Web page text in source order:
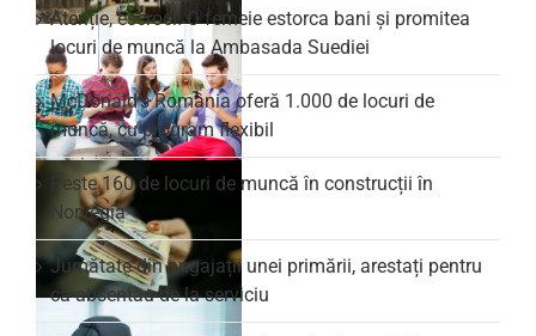
Atenție, escroci! O femeie estorca bani și promitea
locuri de muncă la Ambasada Suediei
McDonald’s România oferă 1.000 de locuri de
muncă, cu program flexibil
Peste 160 de locuri de muncă în construcții în
Norvegia
Jumătate din angajații unei primării, arestați pentru
că absentau de la serviciu